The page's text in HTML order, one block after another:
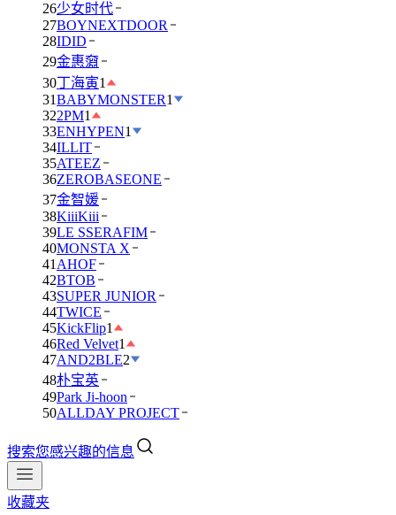
26少女时代
27BOYNEXTDOOR
28IDID
29金惠奫
30丁海寅1
31BABYMONSTER1
322PM1
33ENHYPEN1
34ILLIT
35ATEEZ
36ZEROBASEONE
37金智媛
38KiiiKiii
39LE SSERAFIM
40MONSTA X
41 AHOF
42BTOB
43SUPER JUNIOR
44TWICE
45KickFlip1
46Red Velvet1
47AND2BLE2
48朴宝英
49Park Ji-hoon
50ALLDAY PROJECT
搜索您感兴趣的信息
收藏夹